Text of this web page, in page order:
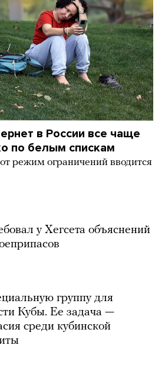
в России все чаще
по белым спискам
режим ограничений вводится
у Хегсета объяснений
группу для
Кубы. Ее задача —
среди кубинской